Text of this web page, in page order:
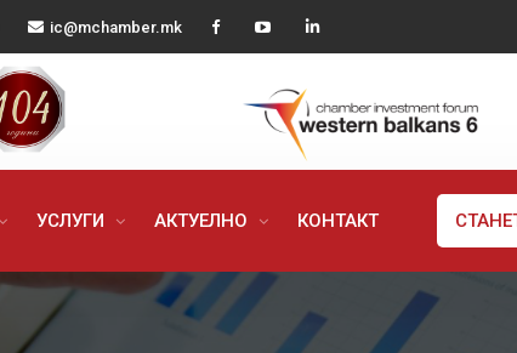
ic@mchamber.mk
УСЛУГИ АКТУЕЛНО КОНТАКТ